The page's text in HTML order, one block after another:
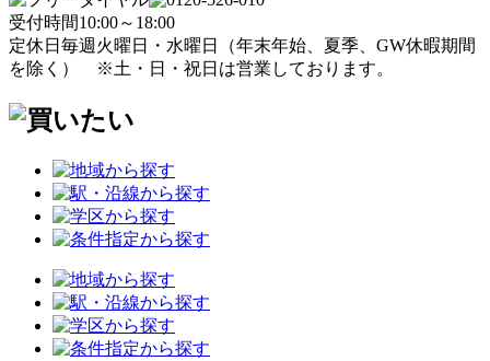
受付時間10:00～18:00
定休日 毎週火曜日・水曜日
（年末年始、夏季、GW休暇期間
を除く）
※土・日・祝日は営業しております。